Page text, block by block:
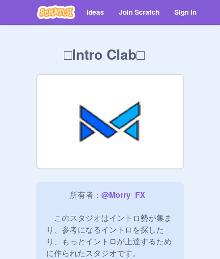
Ideas Join Scratch Sign in
□Intro Clab□
所有者： @Morry_FX
このスタジオはイントロ勢が集ま
り、参考になるイントロを探した
り、もっとイントロが上達するため
に作られたスタジオです。